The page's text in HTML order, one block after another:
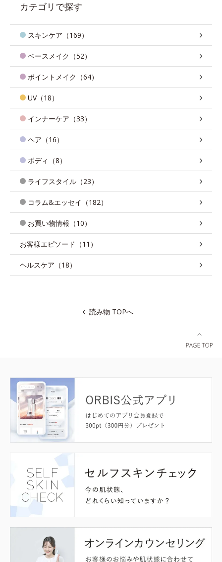
カテゴリで探す
スキンケア（169）
ベースメイク（52）
ポイントメイク（64）
UV（18）
インナーケア（33）
ヘア（16）
ボディ（8）
ライフスタイル（23）
コラム&エッセイ（182）
お買い物情報（10）
お客様エピソード（11）
ヘルスケア（18）
読み物 TOPへ